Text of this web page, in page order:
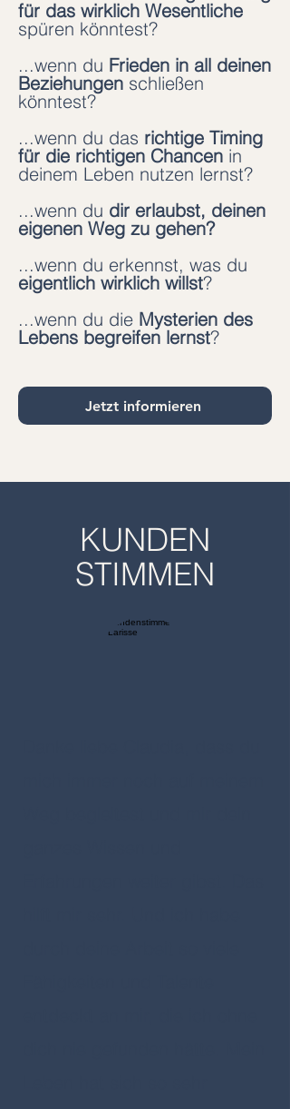
für das wirklich Wesentliche
spüren könntest?
...wenn du Frieden in all deinen
Beziehungen schließen
könntest?
...wenn du das richtige Timing
für die richtigen Chancen in
deinem Leben nutzen lernst?
...wenn du dir erlaubst, deinen
eigenen Weg zu gehen?
...wenn du erkennst, was du
eigentlich wirklich willst?
...wenn du die Mysterien des
Lebens begreifen lernst?
Jetzt informieren
KUNDEN
STIMMEN